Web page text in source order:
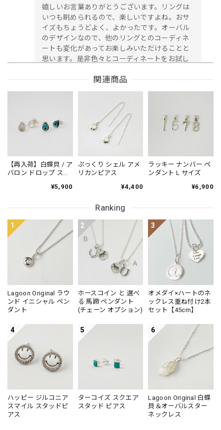
嬉しいお言葉ありがとうございます。リングは
いつも眺められるので、楽しいですよね。おサ
イズもちょうどよく、よかったです。オーバル
のデザインなので、他のリングとのコーディネ
ートも変化があってお楽しみいただけることと
思います。是非色々とコーディネートをお試し
【指輪】オーバル リング S・Mサイズ
サイズ S
2023/10/17
化も楽しめるリングですね。オ－バルの横にあきがあるの
で、フィット感がよく着けやすくてとてもいいです。
少しずらすのもかっこいいですよね。ご自身で
楽しみ方を見つけていただいて、とても嬉しい
です。指馴染みのとても良いリングですので、
たっぷりお楽しみくださいね。
関連商品
【再入荷】白蝶貝 / ア
バロン ドロップ スタ
アス プチピアス¥5,900
ぷっくり シェル アメ
リカンピアス
¥4,400
ラッキー ナンバー ペ
ンダント L サイズ
¥6,900
Ranking
1
Lagoon Original ラウ
ンド イニシャル ペン
ダント
2
ホースコイン と 選べ
る 馬蹄 ペンダント
(チェーン オプション)
3
オメダイ×ハートのネ
ックレス重ね付け2本
セット【45cm】
4
ハッピー ジルコニア
スマイル スタッドピ
アス
5
ターコイズ スクエア
スタッド ピアス
6
Lagoon Original 白蝶
貝＆オーバルスター
ネックレス